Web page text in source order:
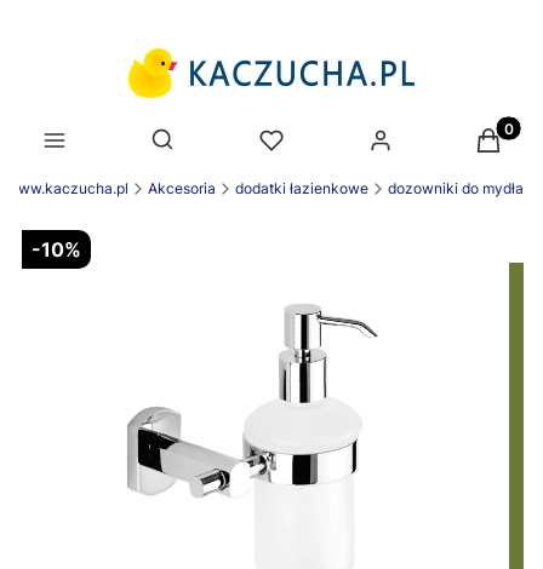
Otwórz wyszukiwarkę
www.kaczucha.pl Akcesoria dodatki łazienkowe dozowniki do mydła
-10%